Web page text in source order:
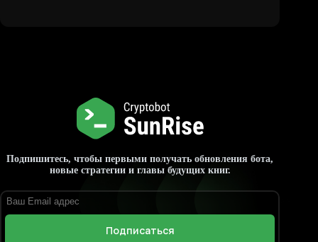
Подпишитесь, чтобы первыми получать обновления бота,
новые стратегии и главы будущих книг.
Подписаться